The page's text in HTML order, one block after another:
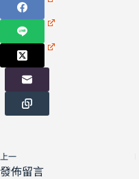
上一
發佈留言